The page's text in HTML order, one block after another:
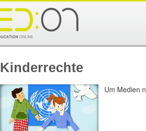
Kinderrechte
Um Medien